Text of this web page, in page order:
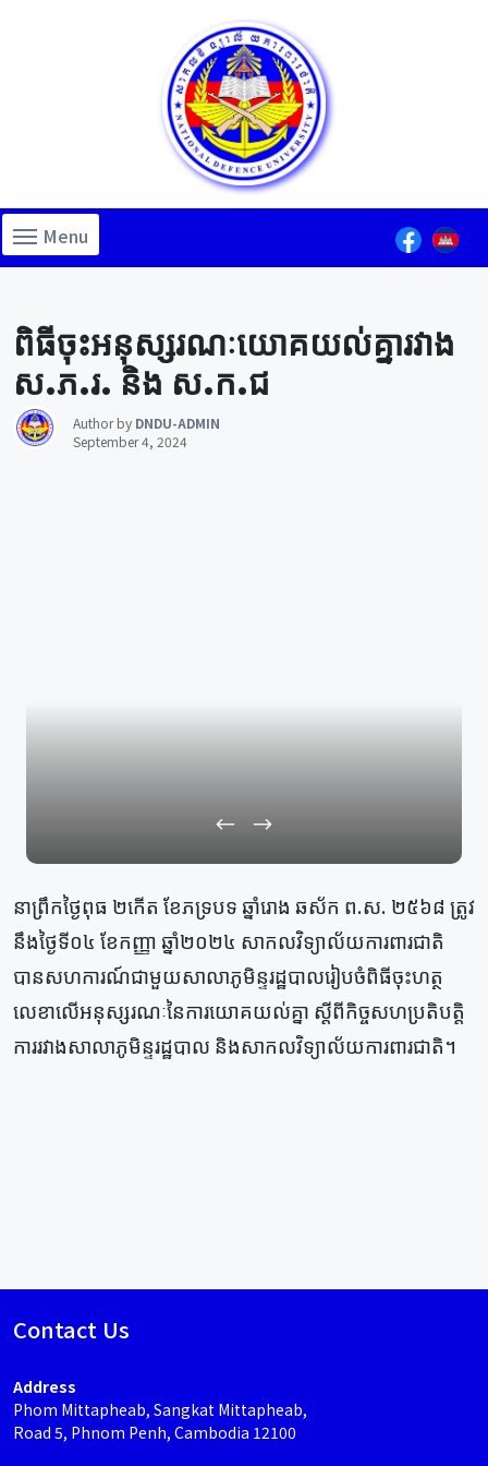
Menu
ពិធីចុះអនុស្សរណៈយោគយល់គ្នារវាង
ស.ភ.រ. និង ស.ក.ជ
Author by DNDU-ADMIN
September 4, 2024
នាព្រឹកថ្ងៃពុធ ២កើត ខែភទ្របទ ឆ្នាំរោង ឆស័ក ព.ស. ២៥៦៨ ត្រូវ
នឹងថ្ងៃទី០៤ ខែកញ្ញា ឆ្នាំ២០២៤ សាកលវិទ្យាល័យការពារជាតិ
បានសហការណ៍ជាមួយសាលាភូមិន្ទរដ្ឋបាលរៀបចំពិធីចុះហត្ថ
លេខាលើអនុស្សរណៈនៃការយោគយល់គ្នា ស្តីពីកិច្ចសហប្រតិបត្តិ
ការរវាងសាលាភូមិន្ទរដ្ឋបាល និងសាកលវិទ្យាល័យការពារជាតិ។
Contact Us
Address
Phom Mittapheab, Sangkat Mittapheab,
Road 5, Phnom Penh, Cambodia 12100